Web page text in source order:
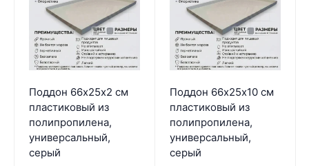
Поддон 66х25х2 см
пластиковый из
полипропилена,
универсальный,
серый
Поддон 66х25х10 см
пластиковый из
полипропилена,
универсальный,
серый